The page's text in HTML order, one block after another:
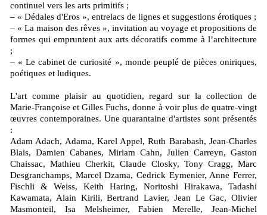
continuel vers les arts primitifs ;
– « Dédales d'Eros », entrelacs de lignes et suggestions érotiques ;
– « La maison des rêves », invitation au voyage et propositions de
formes qui empruntent aux arts décoratifs comme à l’architecture
;
– « Le cabinet de curiosité », monde peuplé de pièces oniriques,
poétiques et ludiques.
L'art comme plaisir au quotidien, regard sur la collection de
Marie-Françoise et Gilles Fuchs, donne à voir plus de quatre-vingt
œuvres contemporaines. Une quarantaine d'artistes sont présentés
:
Adam Adach, Adama, Karel Appel, Ruth Barabash, Jean-Charles
Blais, Damien Cabanes, Miriam Cahn, Julien Carreyn, Gaston
Chaissac, Mathieu Cherkit, Claude Closky, Tony Cragg, Marc
Desgranchamps, Marcel Dzama, Cedrick Eymenier, Anne Ferrer,
Fischli & Weiss, Keith Haring, Noritoshi Hirakawa, Tadashi
Kawamata, Alain Kirili, Bertrand Lavier, Jean Le Gac, Olivier
Masmonteil, Isa Melsheimer, Fabien Merelle, Jean-Michel